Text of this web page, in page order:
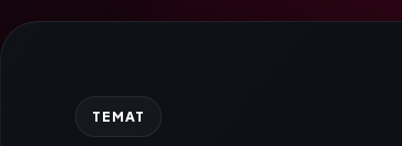
TEMAT